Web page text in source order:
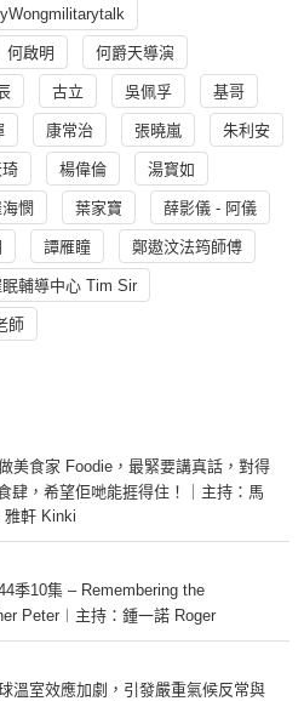
何啟明 何爵天導演
古立 吳佩孚 基哥
康常治 張曉嵐 朱利安
楊偉倫 湯寳如
海憫 葉家寶 薛影儀 - 阿儀
譚雁瞳 鄭遨汶法筠師傅
輔導中心 Tim Sir
師
美食家 Foodie，最緊要講真話，對得
肆，希望佢哋能捱得住！｜主持：馬
雅軒 Kinki
季10集 – Remembering the
Peter︱主持：鍾一諾 Roger
溫室效應加劇，引發嚴重氣候反常與